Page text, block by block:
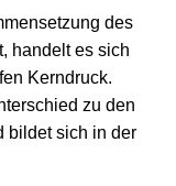
des
handelt es sich
Kerndruck.
zu den
bildet sich in der